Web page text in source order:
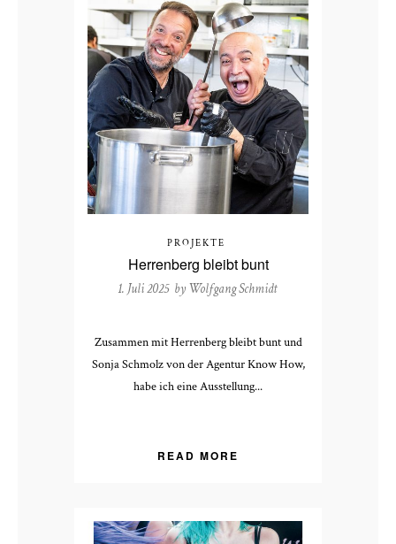
PROJEKTE
Herrenberg bleibt bunt
1. Juli 2025 by Wolfgang Schmidt
Zusammen mit Herrenberg bleibt bunt und
Sonja Schmolz von der Agentur Know How,
habe ich eine Ausstellung...
READ MORE